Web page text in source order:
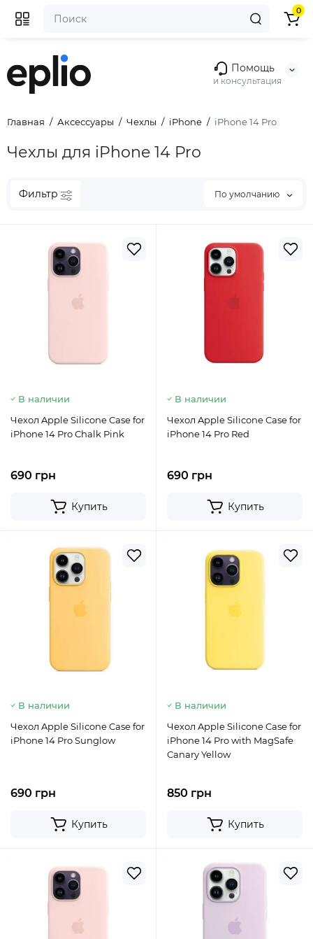
Помощь
и консультация
0
Главная Аксессуары Чехлы iPhone iPhone 14 Pro
Чехлы для iPhone 14 Pro
Фильтр По умолчанию
В наличии
Чехол Apple Silicone Case for
iPhone 14 Pro Chalk Pink
690 грн
Купить
В наличии
Чехол Apple Silicone Case for
iPhone 14 Pro Red
690 грн
Купить
В наличии
Чехол Apple Silicone Case for
iPhone 14 Pro Sunglow
690 грн
Купить
В наличии
Чехол Apple Silicone Case for
iPhone 14 Pro with MagSafe
Canary Yellow
850 грн
Купить